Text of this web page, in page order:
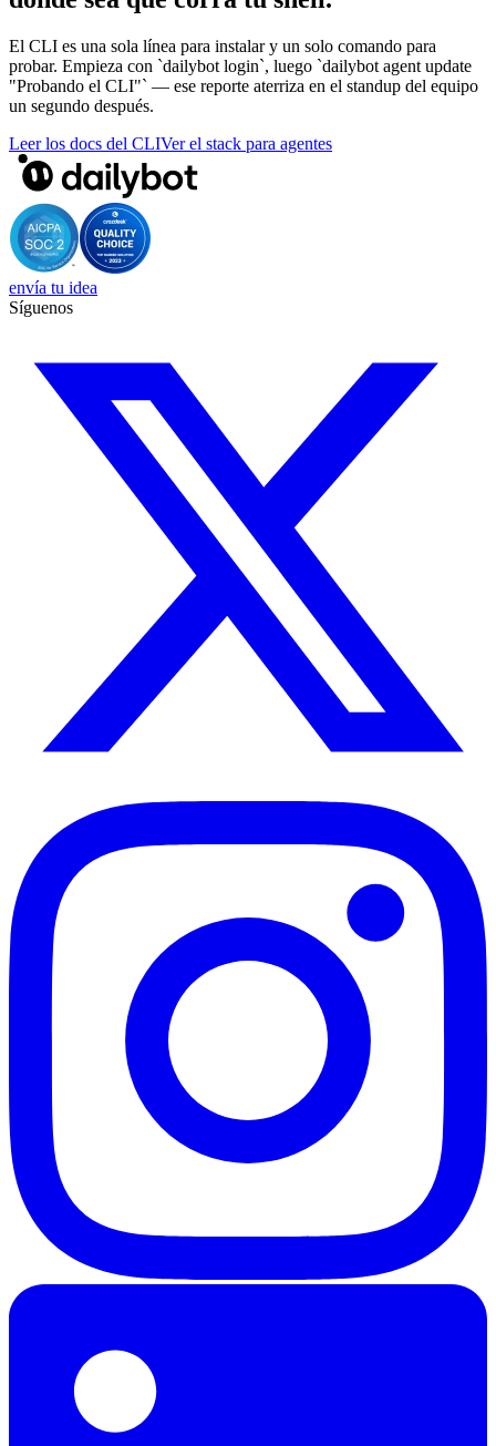
El CLI es una sola línea para instalar y un solo comando para
probar. Empieza con `dailybot login`, luego `dailybot agent update
"Probando el CLI"` — ese reporte aterriza en el standup del equipo
un segundo después.
Leer los docs del CLIVer el stack para agentes
envía tu idea
Síguenos